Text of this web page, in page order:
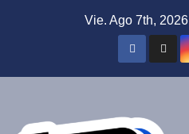
Vie. Ago 7th, 2026